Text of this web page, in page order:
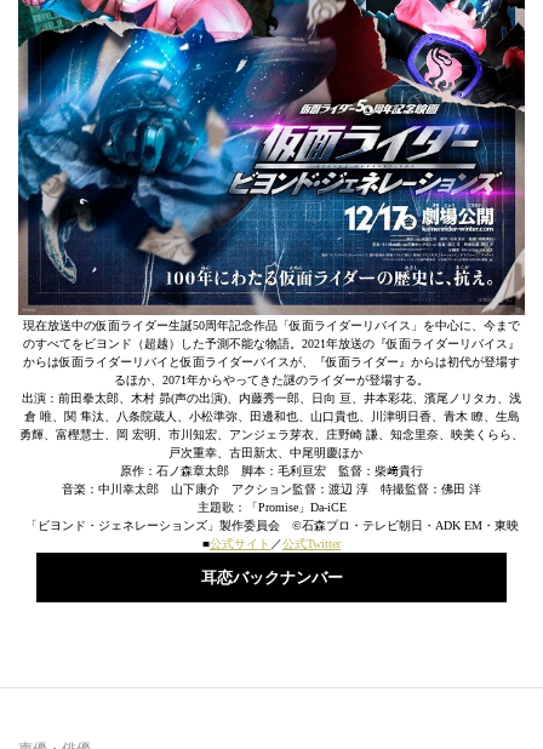
現在放送中の仮面ライダー生誕50周年記念作品「仮面ライダーリバイス」を中心に、今まで
のすべてをビヨンド（超越）した予測不能な物語。2021年放送の『仮面ライダーリバイス』
からは仮面ライダーリバイと仮面ライダーバイスが、『仮面ライダー』からは初代が登場す
るほか、2071年からやってきた謎のライダーが登場する。
出演：前田拳太郎、木村 昴(声の出演)、内藤秀一郎、日向 亘、井本彩花、濱尾ノリタカ、浅
倉 唯、関 隼汰、八条院蔵人、小松準弥、田邊和也、山口貴也、川津明日香、青木 瞭、生島
勇輝、富樫慧士、岡 宏明、市川知宏、アンジェラ芽衣、庄野崎 謙、知念里奈、映美くらら、
戸次重幸、古田新太、中尾明慶ほか
原作：石ノ森章太郎 脚本：毛利亘宏 監督：柴﨑貴行
音楽：中川幸太郎 山下康介 アクション監督：渡辺 淳 特撮監督：佛田 洋
主題歌：「Promise」Da-iCE
「ビヨンド・ジェネレーションズ」製作委員会 ©石森プロ・テレビ朝日・ADK EM・東映
■公式サイト ／公式Twitter
耳恋バックナンバー